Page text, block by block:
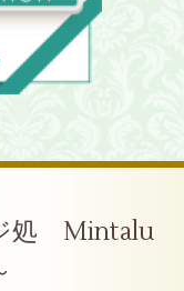
処 Mintalu